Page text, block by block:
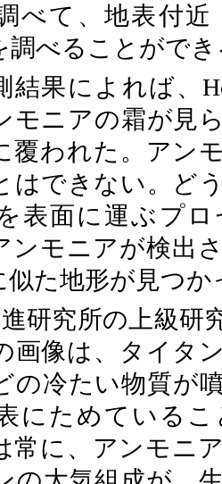
べて、地表付近
調べることがで
結果によれば、
モニアの霜が見
覆われた。アン
はできない。ど
表面に運ぶプ
ンモニアが検出
似た地形が見つか
研究所の上級研
画像は、タイタ
の冷たい物質が
にためている
常に、アンモニ